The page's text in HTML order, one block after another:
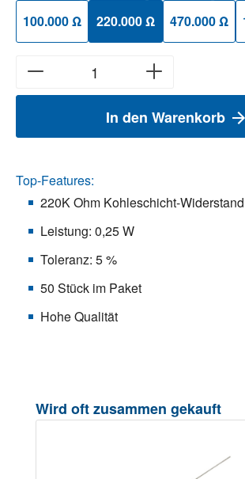
100.000 Ω 220.000 Ω 470.000 Ω
In den Warenkorb
Top-Features:
220K Ohm Kohleschicht-Widerstand
Leistung: 0,25 W
Toleranz: 5 %
50 Stück im Paket
Hohe Qualität
Produktgalerie überspringen
Wird oft zusammen gekauft